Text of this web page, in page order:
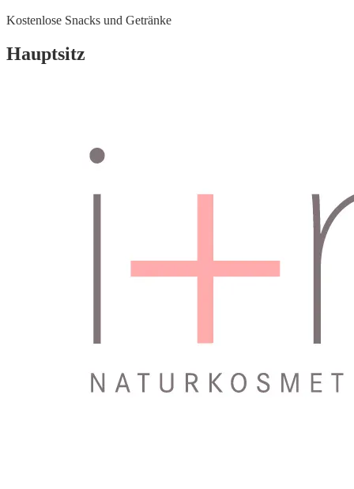
Kostenlose Snacks und Getränke
Hauptsitz